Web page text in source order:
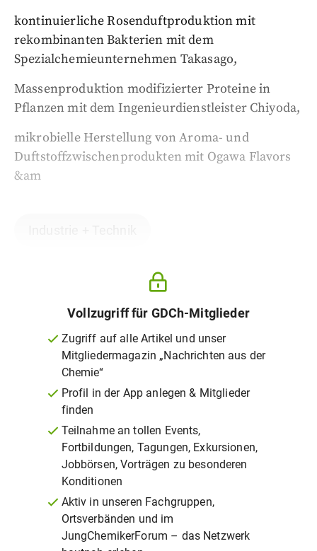
kontinuierliche Rosenduftproduktion mit
rekombinanten Bakterien mit dem
Spezialchemieunternehmen Takasago,
Massenproduktion modifizierter Proteine in
Pflanzen mit dem Ingenieurdienstleister Chiyoda,
mikrobielle Herstellung von Aroma- und
Duftstoffzwischenprodukten mit Ogawa Flavors
&am
Vollzugriff für GDCh-Mitglieder
Zugriff auf alle Artikel und unser
Mitgliedermagazin „Nachrichten aus der
Chemie“
Profil in der App anlegen & Mitglieder
finden
Teilnahme an tollen Events,
Fortbildungen, Tagungen, Exkursionen,
Jobbörsen, Vorträgen zu besonderen
Konditionen
Aktiv in unseren Fachgruppen,
Ortsverbänden und im
JungChemikerForum – das Netzwerk